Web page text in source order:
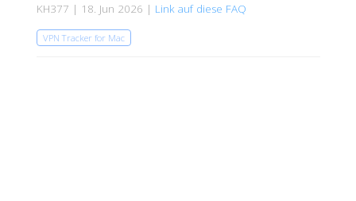
KH377 | 18. Jun 2026 | Link auf diese FAQ
VPN Tracker for Mac